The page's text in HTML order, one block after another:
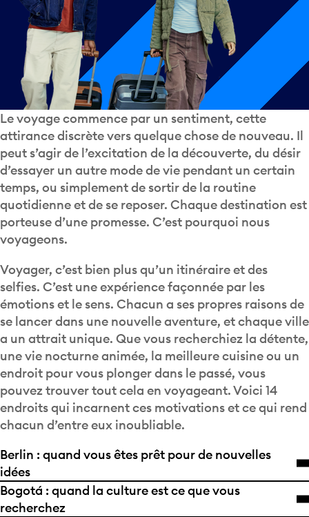
Le voyage commence par un sentiment, cette
attirance discrète vers quelque chose de nouveau. Il
peut s’agir de l’excitation de la découverte, du désir
d’essayer un autre mode de vie pendant un certain
temps, ou simplement de sortir de la routine
quotidienne et de se reposer. Chaque destination est
porteuse d’une promesse. C’est pourquoi nous
voyageons.
Voyager, c’est bien plus qu’un itinéraire et des
selfies. C’est une expérience façonnée par les
émotions et le sens. Chacun a ses propres raisons de
se lancer dans une nouvelle aventure, et chaque ville
a un attrait unique. Que vous recherchiez la détente,
une vie nocturne animée, la meilleure cuisine ou un
endroit pour vous plonger dans le passé, vous
pouvez trouver tout cela en voyageant. Voici 14
endroits qui incarnent ces motivations et ce qui rend
chacun d’entre eux inoubliable.
Berlin : quand vous êtes prêt pour de nouvelles
idées
Bogotá : quand la culture est ce que vous
recherchez